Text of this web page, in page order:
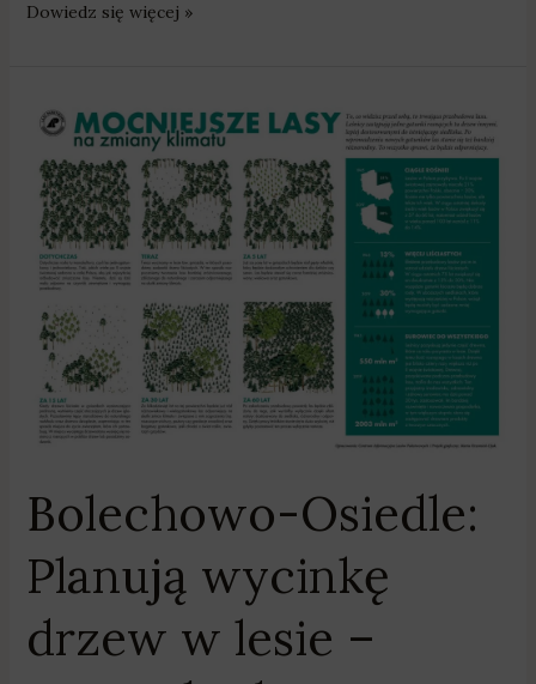
Dowiedz się więcej »
Bolechowo-Osiedle:
Planują wycinkę
drzew w lesie –
Bolechowo-
Osiedle:
Planują
wycinkę
drzew
lesie
potem
będą
nowe
nasadzenia